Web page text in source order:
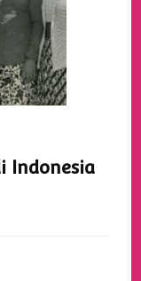
Indonesia